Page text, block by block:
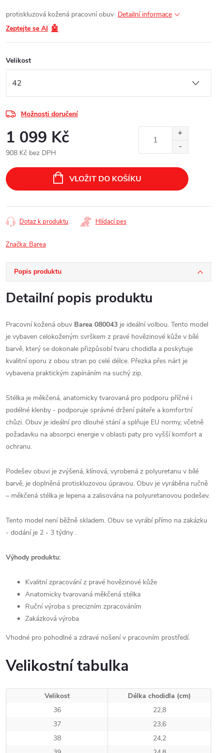
protiskluzová kožená pracovní obuv Detailní informace
Zeptejte se AI 🤖
Velikost
Možnosti doručení
1 099 Kč
908 Kč bez DPH
cena:
VLOŽIT DO KOŠÍKU
Dotaz k produktu Hlídací pes
Značka: Barea
Popis produktu
Detailní popis produktu
Pracovní kožená obuv Barea 080043 je ideální volbou. Tento model
je vybaven celokoženým svrškem z pravé hovězinové kůže v bílé
barvě, který se dokonale přizpůsobí tvaru chodidla a poskytuje
kvalitní oporu z obou stran po celé délce. Přezka přes nárt je
vybavena praktickým zapínáním na suchý zip.
Stélka je měkčená, anatomicky tvarovaná pro podporu příčné i
podélné klenby - podporuje správné držení páteře a komfortní
chůzi. Obuv je ideální pro dlouhé stání a splňuje EU normy, včetně
požadavku na absorpci energie v oblasti paty pro vyšší komfort a
ochranu.
Podešev obuvi je zvýšená, klínová, vyrobená z polyuretanu v bílé
barvě, je doplněná protiskluzovou úpravou. Obuv je vyráběna ručně
– měkčená stélka je lepena a zalisována na polyuretanovou podešev.
Tento model není běžně skladem. Obuv se vyrábí přímo na zakázku
- dodání je 2 - 3 týdny .
Výhody produktu:
Kvalitní zpracování z pravé hovězinové kůže
Anatomicky tvarovaná měkčená stélka
Ruční výroba s precizním zpracováním
Zakázková výroba
Vhodné pro pohodlné a zdravé nošení v pracovním prostředí.
Velikostní tabulka
Velikost
Délka chodidla (cm)
36
22,8
37
23,6
38
24,2